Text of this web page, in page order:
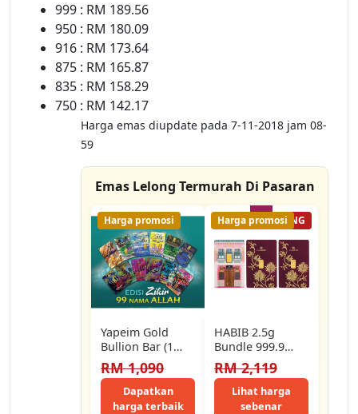
999 : RM 189.56
950 : RM 180.09
916 : RM 173.64
875 : RM 165.87
835 : RM 158.29
750 : RM 142.17
Harga emas diupdate pada 7-11-2018 jam 08-
59
Emas Lelong Termurah Di Pasaran
Harga promosi
Yapeim Gold
Bullion Bar (1
Gram) (Au 999.9)
24K - Asmaul
Husna
RM 1,090
Dapatkan
harga terbaik
48% LELONG
Harga promosi
HABIB 2.5g
Bundle 999.9
Gold Bar Tekat
(1g x 2pcs) and
Gold…
RM 2,119
Lihat harga
sebenar